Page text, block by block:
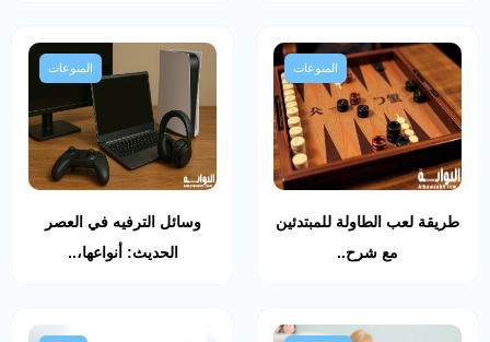
المنوعات
طريقة لعب الطاولة للمبتدئين
مع شرح..
المنوعات
وسائل الترفيه في العصر
الحديث: أنواعها،..